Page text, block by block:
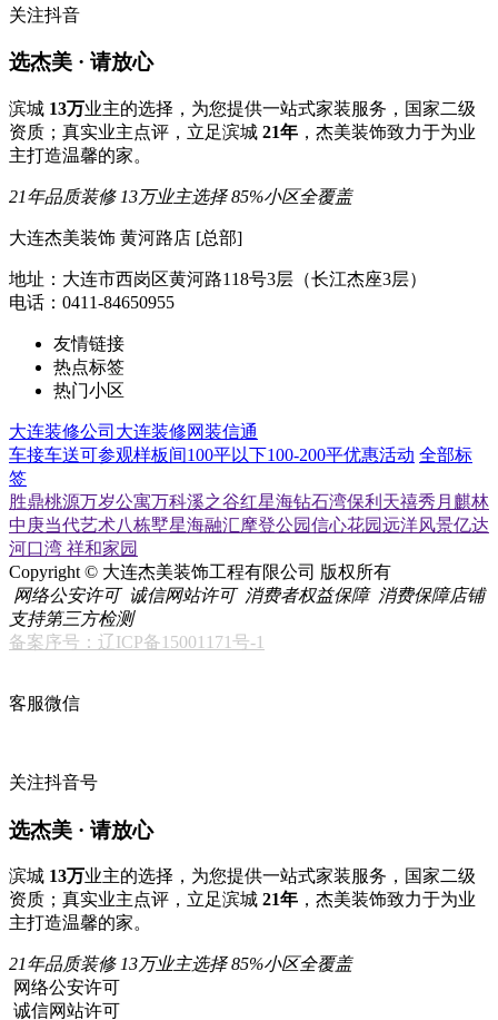
关注抖音
选杰美 · 请放心
滨城 13万业主的选择，为您提供一站式家装服务，国家二级
资质；真实业主点评，立足滨城 21年 ，杰美装饰致力于为业
主打造温馨的家。
21年品质装修 13万业主选择 85%小区全覆盖
大连杰美装饰 黄河路店 [总部]
地址：大连市西岗区黄河路118号3层（长江杰座3层）
电话：0411-84650955
友情链接
热点标签
热门小区
大连装修公司 大连装修网装信通
车接车送可参观样板间100平以下100-200平优惠活动 全部标
签
胜鼎桃源万岁公寓万科溪之谷红星海钻石湾保利天禧秀月麒林
中庚当代艺术八栋墅星海融汇摩登公园信心花园远洋风景亿达
河口湾 祥和家园
Copyright © 大连杰美装饰工程有限公司 版权所有
网络公安许可 诚信网站许可 消费者权益保障 消费保障店铺
支持第三方检测
备案序号：辽ICP备15001171号-1
客服微信
关注抖音号
选杰美 · 请放心
滨城 13万业主的选择，为您提供一站式家装服务，国家二级
资质；真实业主点评，立足滨城 21年 ，杰美装饰致力于为业
主打造温馨的家。
21年品质装修 13万业主选择 85%小区全覆盖
网络公安许可
诚信网站许可